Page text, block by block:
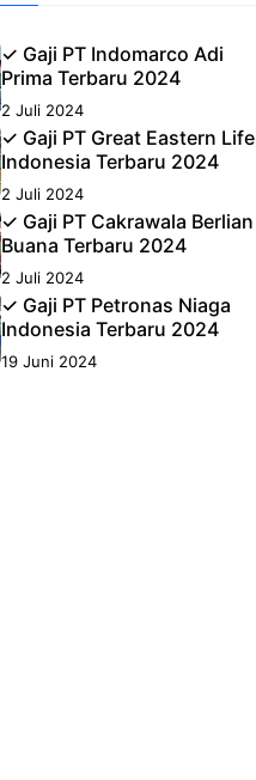
✓ Gaji PT Indomarco Adi
Prima Terbaru 2024
2 Juli 2024
✓ Gaji PT Great Eastern Life
Indonesia Terbaru 2024
2 Juli 2024
✓ Gaji PT Cakrawala Berlian
Buana Terbaru 2024
2 Juli 2024
✓ Gaji PT Petronas Niaga
Indonesia Terbaru 2024
19 Juni 2024